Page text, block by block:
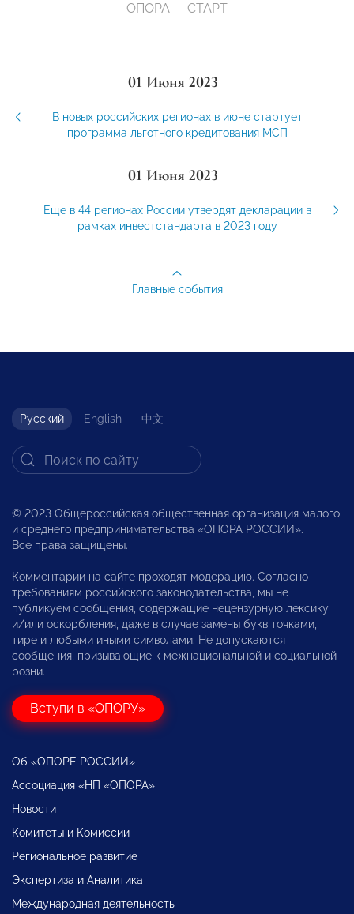
ОПОРА — СТАРТ
01 Июня 2023
В новых российских регионах в июне стартует
программа льготного кредитования МСП
01 Июня 2023
Еще в 44 регионах России утвердят декларации в
рамках инвестстандарта в 2023 году
Главные события
Русский English 中文
© 2023 Общероссийская общественная организация малого
и среднего предпринимательства «ОПОРА РОССИИ».
Все права защищены.
Комментарии на сайте проходят модерацию. Согласно
требованиям российского законодательства, мы не
публикуем сообщения, содержащие нецензурную лексику
и/или оскорбления, даже в случае замены букв точками,
тире и любыми иными символами. Не допускаются
сообщения, призывающие к межнациональной и социальной
розни.
Вступи в «ОПОРУ»
Об «ОПОРЕ РОССИИ»
Ассоциация «НП «ОПОРА»
Новости
Комитеты и Комиссии
Региональное развитие
Экспертиза и Аналитика
Международная деятельность